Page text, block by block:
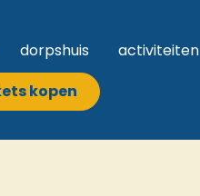
dorpshuis activiteiten
kopen